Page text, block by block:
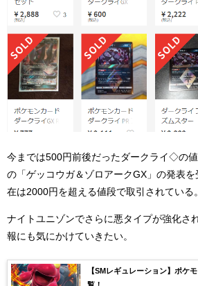
今までは500円前後だったダークライ◇の
の「ゲッコウガ＆ゾロアークGX」の発表
在は2000円を超える値段で取引されている。
ナイトユニゾンでさらに悪タイプが強化さ
報にも気にかけていきたい。
【SMレギュレーション】ポケ